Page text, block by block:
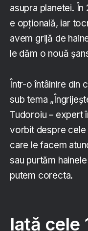
asupra planetei. În
e opțională, iar
avem grijă de
le dăm o nouă
Într-o întâlnire din
sub tema
Tudoroiu – expert
vorbit despre
care le facem
sau purtăm
putem corecta.
Iată cele